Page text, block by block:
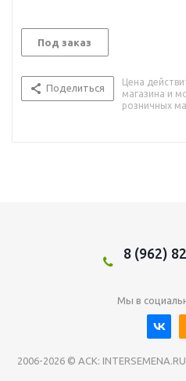
Под заказ
Поделиться
Цена
магазина и
розничных
8 (962)
Мы в
2006-2026 © АСК: